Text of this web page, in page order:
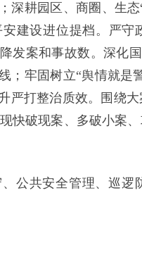
深耕园区、商圈、生
建设进位提档。严
发案和事故数。深化
；牢固树立“舆情就是
严打整治质效。围绕
快破现案、多破小案
公共安全管理、巡